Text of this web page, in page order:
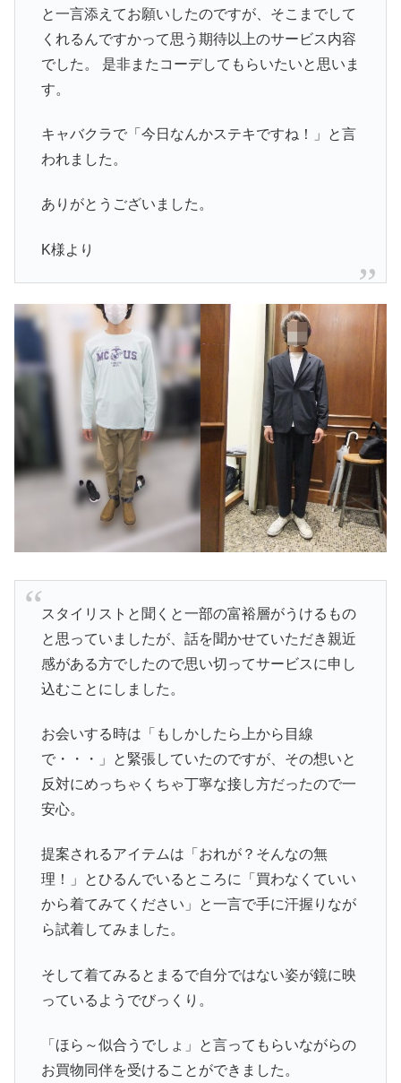
と一言添えてお願いしたのですが、そこまでして
くれるんですかって思う期待以上のサービス内容
でした。 是非またコーデしてもらいたいと思いま
す。
キャバクラで「今日なんかステキですね！」と言
われました。
ありがとうございました。
K様より
スタイリストと聞くと一部の富裕層がうけるもの
と思っていましたが、話を聞かせていただき親近
感がある方でしたので思い切ってサービスに申し
込むことにしました。
お会いする時は「もしかしたら上から目線
で・・・」と緊張していたのですが、その想いと
反対にめっちゃくちゃ丁寧な接し方だったので一
安心。
提案されるアイテムは「おれが？そんなの無
理！」とひるんでいるところに「買わなくていい
から着てみてください」と一言で手に汗握りなが
ら試着してみました。
そして着てみるとまるで自分ではない姿が鏡に映
っているようでびっくり。
「ほら～似合うでしょ」と言ってもらいながらの
お買物同伴を受けることができました。